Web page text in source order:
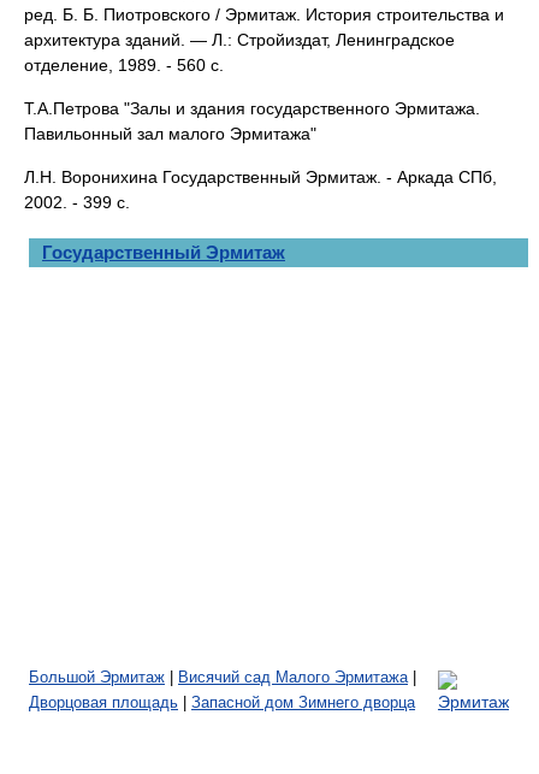
ред. Б. Б. Пиотровского / Эрмитаж. История строительства и
архитектура зданий. — Л.: Стройиздат, Ленинградское
отделение, 1989. - 560 с.
Т.А.Петрова "Залы и здания государственного Эрмитажа.
Павильонный зал малого Эрмитажа"
Л.Н. Воронихина Государственный Эрмитаж. - Аркада СПб,
2002. - 399 с.
Государственный Эрмитаж
Большой Эрмитаж Висячий сад Малого Эрмитажа|
Дворцовая площадь
Запасной дом Зимнего дворца